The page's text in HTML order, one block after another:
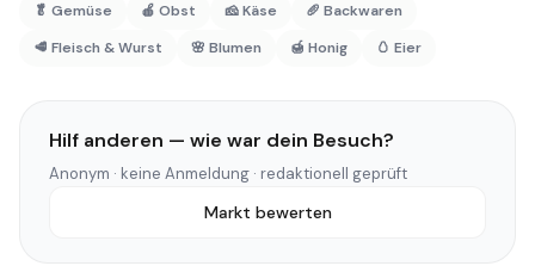
🥬 Gemüse 🍎 Obst 🧀 Käse
🥖 Backwaren
🥩 Fleisch & Wurst
🌸 Blumen 🍯 Honig 🥚 Eier
Hilf anderen — wie war dein Besuch?
Anonym · keine Anmeldung · redaktionell geprüft
Markt bewerten